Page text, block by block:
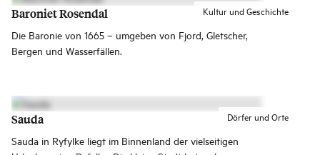
Ressourcen für die Menschen geschaffen hat.Kultur und Geschichte
Baroniet Rosendal
Die Baronie von 1665 – umgeben von Fjord, Gletscher,
Bergen und Wasserfällen.
Dörfer und Orte
Sauda
Sauda in Ryfylke liegt im Binnenland der vielseitigen